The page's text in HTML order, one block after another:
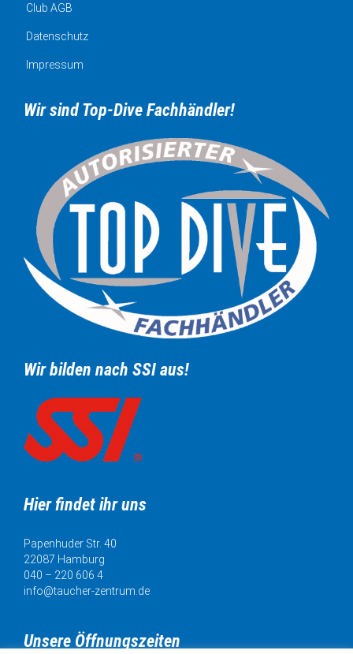
Club AGB
Datenschutz
Impressum
Wir sind Top-Dive Fachhändler!
Wir bilden nach SSI aus!
Hier findet ihr uns
Papenhuder Str. 40
22087 Hamburg
040 – 220 606 4
info@taucher-zentrum.de
Unsere Öffnungszeiten